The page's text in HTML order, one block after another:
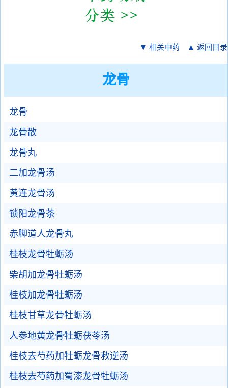
▼ 相关中药 ▲ 返回目录
龙骨
龙骨
龙骨散
龙骨丸
二加龙骨汤
黄连龙骨汤
锁阳龙骨茶
赤脚道人龙骨丸
桂枝龙骨牡蛎汤
柴胡加龙骨牡蛎汤
桂枝加龙骨牡蛎汤
桂枝甘草龙骨牡蛎汤
人参地黄龙骨牡蛎茯苓汤
桂枝去芍药加牡蛎龙骨救逆汤
桂枝去芍药加蜀漆龙骨牡蛎汤